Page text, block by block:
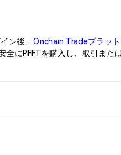
ン後、 Onchain Tradeプラッ
にPFFTを購入し、取引また